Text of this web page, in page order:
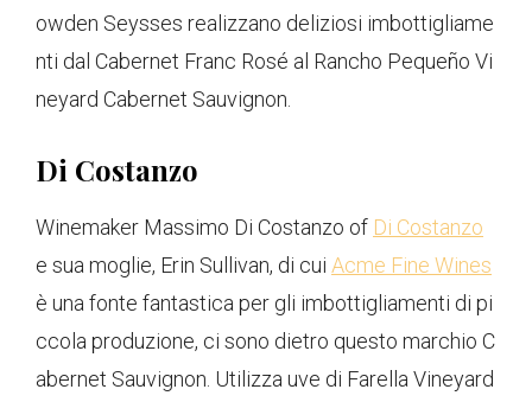
owden Seysses realizzano deliziosi imbottigliame
nti dal Cabernet Franc Rosé al Rancho Pequeño Vi
neyard Cabernet Sauvignon.
Di Costanzo
Winemaker Massimo Di Costanzo of Di Costanzo
e sua moglie, Erin Sullivan, di cui Acme Fine Wines
è una fonte fantastica per gli imbottigliamenti di pi
ccola produzione, ci sono dietro questo marchio C
abernet Sauvignon. Utilizza uve di Farella Vineyard